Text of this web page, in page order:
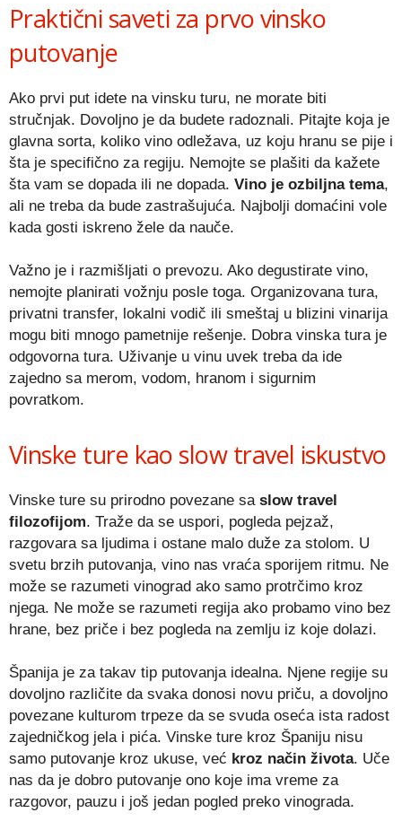
Praktični saveti za prvo vinsko
putovanje
Ako prvi put idete na vinsku turu, ne morate biti
stručnjak. Dovoljno je da budete radoznali. Pitajte koja je
glavna sorta, koliko vino odležava, uz koju hranu se pije i
šta je specifično za regiju. Nemojte se plašiti da kažete
šta vam se dopada ili ne dopada. Vino je ozbiljna tema,
ali ne treba da bude zastrašujuća. Najbolji domaćini vole
kada gosti iskreno žele da nauče.
Važno je i razmišljati o prevozu. Ako degustirate vino,
nemojte planirati vožnju posle toga. Organizovana tura,
privatni transfer, lokalni vodič ili smeštaj u blizini vinarija
mogu biti mnogo pametnije rešenje. Dobra vinska tura je
odgovorna tura. Uživanje u vinu uvek treba da ide
zajedno sa merom, vodom, hranom i sigurnim
povratkom.
Vinske ture kao slow travel iskustvo
Vinske ture su prirodno povezane sa slow travel
filozofijom. Traže da se uspori, pogleda pejzaž,
razgovara sa ljudima i ostane malo duže za stolom. U
svetu brzih putovanja, vino nas vraća sporijem ritmu. Ne
može se razumeti vinograd ako samo protrčimo kroz
njega. Ne može se razumeti regija ako probamo vino bez
hrane, bez priče i bez pogleda na zemlju iz koje dolazi.
Španija je za takav tip putovanja idealna. Njene regije su
dovoljno različite da svaka donosi novu priču, a dovoljno
povezane kulturom trpeze da se svuda oseća ista radost
zajedničkog jela i pića. Vinske ture kroz Španiju nisu
samo putovanje kroz ukuse, već kroz način života. Uče
nas da je dobro putovanje ono koje ima vreme za
razgovor, pauzu i još jedan pogled preko vinograda.